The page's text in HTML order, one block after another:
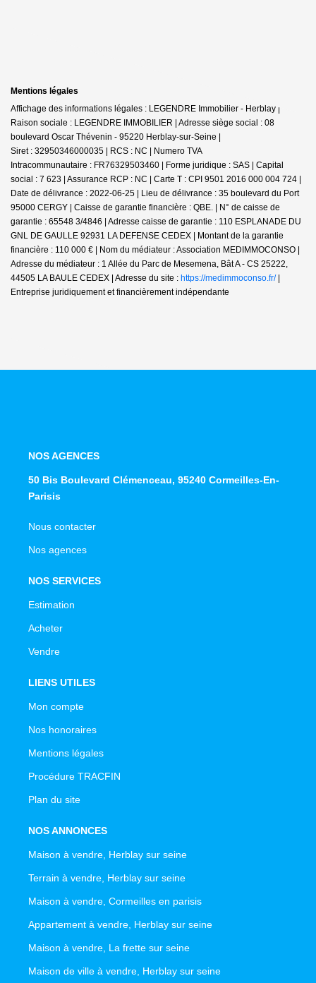
Mentions légales
Affichage des informations légales : LEGENDRE Immobilier - Herblay |
Raison sociale : LEGENDRE IMMOBILIER | Adresse siège social : 08
boulevard Oscar Thévenin - 95220 Herblay-sur-Seine |
Siret : 32950346000035 | RCS : NC | Numero TVA
Intracommunautaire : FR76329503460 | Forme juridique : SAS | Capital
social : 7 623 | Assurance RCP : NC | Carte T : CPI 9501 2016 000 004 724 |
Date de délivrance : 2022-06-25 | Lieu de délivrance : 35 boulevard du Port
95000 CERGY | Caisse de garantie financière : QBE. | N° de caisse de
garantie : 65548 3/4846 | Adresse caisse de garantie : 110 ESPLANADE DU
GNL DE GAULLE 92931 LA DEFENSE CEDEX | Montant de la garantie
financière : 110 000 € | Nom du médiateur : Association MEDIMMOCONSO |
Adresse du médiateur : 1 Allée du Parc de Mesemena, Bât A - CS 25222,
44505 LA BAULE CEDEX | Adresse du site : https://medimmoconso.fr/|
Entreprise juridiquement et financièrement indépendante
NOS AGENCES
50 Bis Boulevard Clémenceau, 95240 Cormeilles-En-
Parisis
Nous contacter
Nos agences
NOS SERVICES
Estimation
Acheter
Vendre
LIENS UTILES
Mon compte
Nos honoraires
Mentions légales
Procédure TRACFIN
Plan du site
NOS ANNONCES
Maison à vendre, Herblay sur seine
Terrain à vendre, Herblay sur seine
Maison à vendre, Cormeilles en parisis
Appartement à vendre, Herblay sur seine
Maison à vendre, La frette sur seine
Maison de ville à vendre, Herblay sur seine